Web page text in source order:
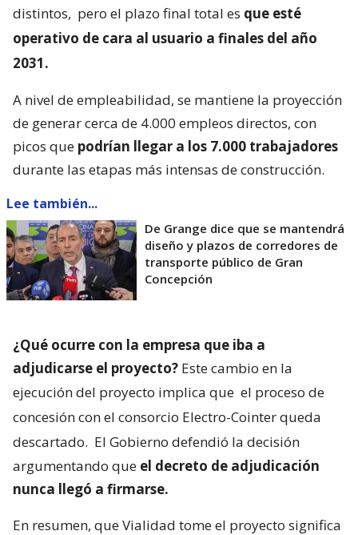
distintos, pero el plazo final total es que esté
operativo de cara al usuario a finales del año
2031.
A nivel de empleabilidad, se mantiene la proyección
de generar cerca de 4.000 empleos directos, con
picos que podrían llegar a los 7.000 trabajadores
durante las etapas más intensas de construcción.
Lee también...
De Grange dice que se mantendrá
diseño y plazos de corredores de
transporte público de Gran
Concepción
¿Qué ocurre con la empresa que iba a
adjudicarse el proyecto? Este cambio en la
ejecución del proyecto implica que el proceso de
concesión con el consorcio Electro-Cointer queda
descartado. El Gobierno defendió la decisión
argumentando que el decreto de adjudicación
nunca llegó a firmarse.
En resumen, que Vialidad tome el proyecto significa